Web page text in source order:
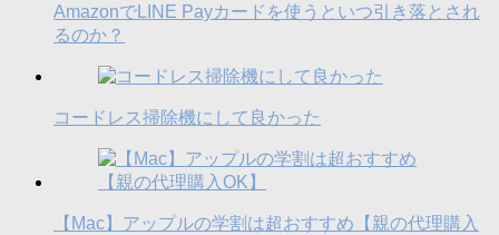
AmazonでLINE Payカードを使うといつ引き落とされ
るのか？
コードレス掃除機にして良かった
【Mac】アップルの学割は超おすすめ【親の代理購入